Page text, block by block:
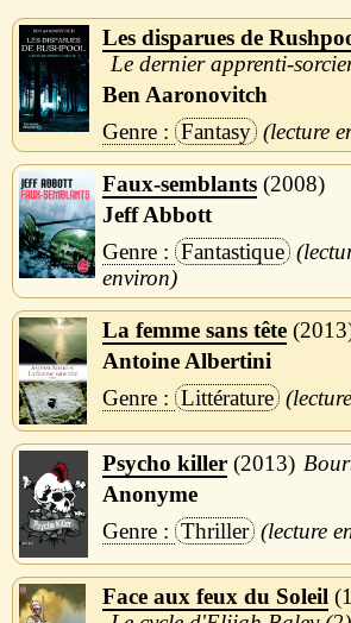
Les disparues de
Le dernier apprenti-
Ben Aaronovitch
Fantasy
Faux-semblants 2008
Jeff Abbott
Fantastique
La femme sans tête 2013
Antoine Albertini
Littérature
Psycho killer 2013
Anonyme
Thriller
Face aux feux du Soleil